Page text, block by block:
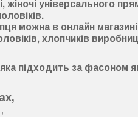
жіночі універсального
можна в онлайн магазині
хлопчиків
підходить за фасоном